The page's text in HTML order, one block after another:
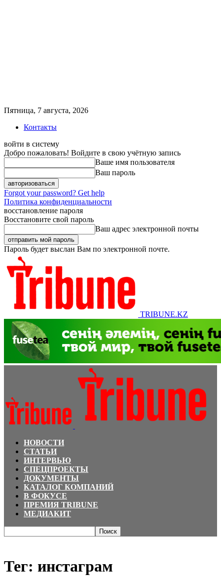
Пятница, 7 августа, 2026
Контакты
войти в систему
Добро пожаловать! Войдите в свою учётную запись
Ваше имя пользователя
Ваш пароль
Forgot your password? Get help
Политика конфиденциальности
восстановление пароля
Восстановите свой пароль
Ваш адрес электронной почты
Пароль будет выслан Вам по электронной почте.
TRIBUNE.KZ
НОВОСТИ
СТАТЬИ
ИНТЕРВЬЮ
СПЕЦПРОЕКТЫ
ДОКУМЕНТЫ
КАТАЛОГ КОМПАНИЙ
В ФОКУСЕ
ПРЕМИЯ TRIBUNE
МЕДИАКИТ
Тег: инстаграм